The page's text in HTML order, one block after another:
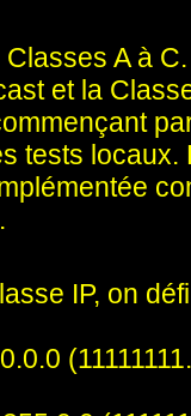
Classes A à
et la
tests
IP, on